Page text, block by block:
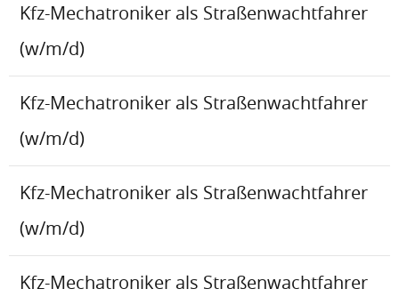
Kfz-Mechatroniker als Straßenwachtfahrer
(w/m/d)
Kfz-Mechatroniker als Straßenwachtfahrer
(w/m/d)
Kfz-Mechatroniker als Straßenwachtfahrer
(w/m/d)
Kfz-Mechatroniker als Straßenwachtfahrer